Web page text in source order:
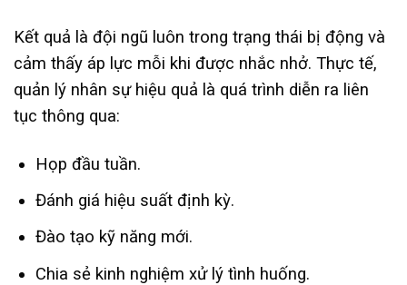
Kết quả là đội ngũ luôn trong trạng thái bị động và
cảm thấy áp lực mỗi khi được nhắc nhở. Thực tế,
quản lý nhân sự hiệu quả là quá trình diễn ra liên
tục thông qua:
Họp đầu tuần.
Đánh giá hiệu suất định kỳ.
Đào tạo kỹ năng mới.
Chia sẻ kinh nghiệm xử lý tình huống.